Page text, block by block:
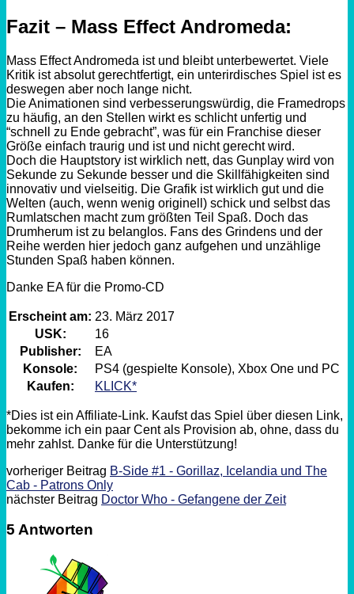
Fazit – Mass Effect Andromeda:
Mass Effect Andromeda ist und bleibt unterbewertet. Viele
Kritik ist absolut gerechtfertigt, ein unterirdisches Spiel ist es
deswegen aber noch lange nicht.
Die Animationen sind verbesserungswürdig, die Framedrops
zu häufig, an den Stellen wirkt es schlicht unfertig und
“schnell zu Ende gebracht”, was für ein Franchise dieser
Größe einfach traurig und ist und nicht gerecht wird.
Doch die Hauptstory ist wirklich nett, das Gunplay wird von
Sekunde zu Sekunde besser und die Skillfähigkeiten sind
innovativ und vielseitig. Die Grafik ist wirklich gut und die
Welten (auch, wenn wenig originell) schick und selbst das
Rumlatschen macht zum größten Teil Spaß. Doch das
Drumherum ist zu belanglos. Fans des Grindens und der
Reihe werden hier jedoch ganz aufgehen und unzählige
Stunden Spaß haben können.
Danke EA für die Promo-CD
Erscheint am: 23. März 2017
USK:
16
Publisher:
EA
Konsole:
PS4 (gespielte Konsole), Xbox One und PC
Kaufen:
KLICK*
*Dies ist ein Affiliate-Link. Kaufst das Spiel über diesen Link,
bekomme ich ein paar Cent als Provision ab, ohne, dass du
mehr zahlst. Danke für die Unterstützung!
vorheriger Beitrag B-Side #1 - Gorillaz, Icelandia und The
Cab - Patrons Only
nächster Beitrag Doctor Who - Gefangene der Zeit
5 Antworten